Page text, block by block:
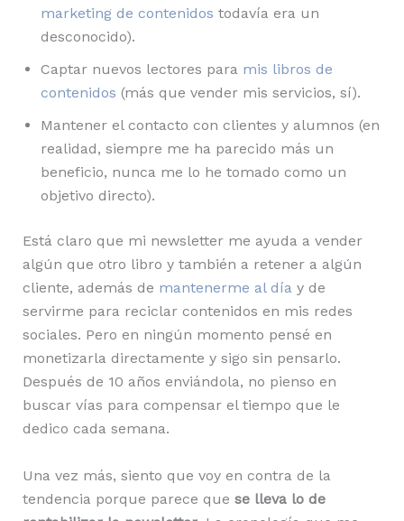
marketing de contenidos todavía era un
desconocido).
Captar nuevos lectores para mis libros de
contenidos (más que vender mis servicios, sí).
Mantener el contacto con clientes y alumnos (en
realidad, siempre me ha parecido más un
beneficio, nunca me lo he tomado como un
objetivo directo).
Está claro que mi newsletter me ayuda a vender
algún que otro libro y también a retener a algún
cliente, además de mantenerme al díay de
servirme para reciclar contenidos en mis redes
sociales. Pero en ningún momento pensé en
monetizarla directamente y sigo sin pensarlo.
Después de 10 años enviándola, no pienso en
buscar vías para compensar el tiempo que le
dedico cada semana.
Una vez más, siento que voy en contra de la
tendencia porque parece que se lleva lo de